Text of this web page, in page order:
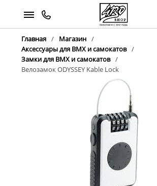
Главная
Магазин
Аксессуары для BMX и самокатов
Замки для BMX и самокатов
Велозамок ODYSSEY Kable Lock